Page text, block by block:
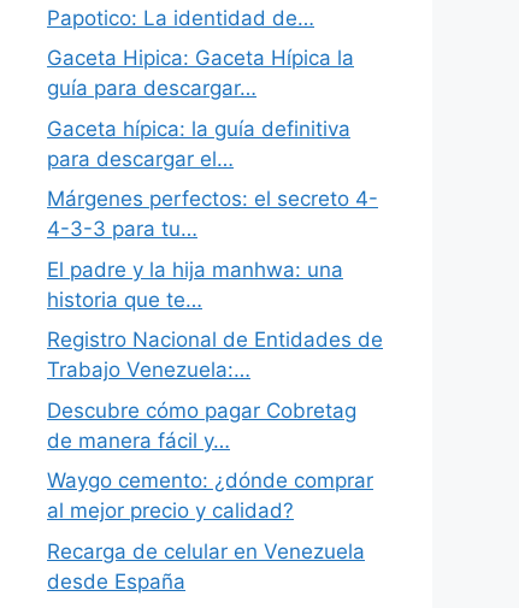
Papotico: La identidad de…
Gaceta Hipica: Gaceta Hípica la
guía para descargar…
Gaceta hípica: la guía definitiva
para descargar el…
Márgenes perfectos: el secreto 4-
4-3-3 para tu…
El padre y la hija manhwa: una
historia que te…
Registro Nacional de Entidades de
Trabajo Venezuela:…
Descubre cómo pagar Cobretag
de manera fácil y…
Waygo cemento: ¿dónde comprar
al mejor precio y calidad?
Recarga de celular en Venezuela
desde España